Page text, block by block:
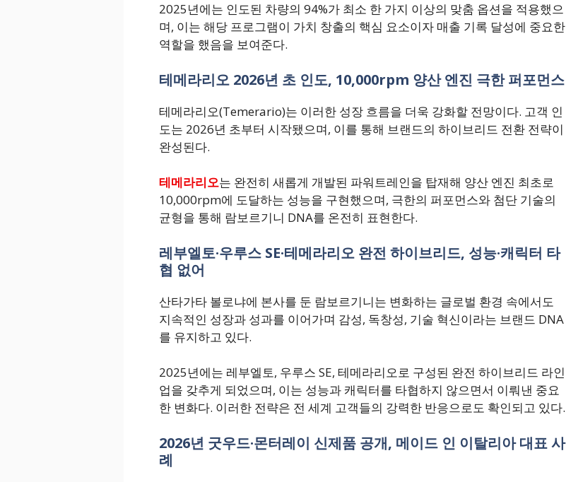
2025년에는 인도된 차량의 94%가 최소 한 가지 이상의 맞춤 옵션을 적용했으
며, 이는 해당 프로그램이 가치 창출의 핵심 요소이자 매출 기록 달성에 중요한
역할을 했음을 보여준다.
테메라리오 2026년 초 인도, 10,000rpm 양산 엔진 극한 퍼포먼스
테메라리오(Temerario)는 이러한 성장 흐름을 더욱 강화할 전망이다. 고객 인
도는 2026년 초부터 시작됐으며, 이를 통해 브랜드의 하이브리드 전환 전략이
완성된다.
테메라리오는 완전히 새롭게 개발된 파워트레인을 탑재해 양산 엔진 최초로
10,000rpm에 도달하는 성능을 구현했으며, 극한의 퍼포먼스와 첨단 기술의
균형을 통해 람보르기니 DNA를 온전히 표현한다.
레부엘토·우루스 SE·테메라리오 완전 하이브리드, 성능·캐릭터 타
협 없어
산타가타 볼로냐에 본사를 둔 람보르기니는 변화하는 글로벌 환경 속에서도
지속적인 성장과 성과를 이어가며 감성, 독창성, 기술 혁신이라는 브랜드 DNA
를 유지하고 있다.
2025년에는 레부엘토, 우루스 SE, 테메라리오로 구성된 완전 하이브리드 라인
업을 갖추게 되었으며, 이는 성능과 캐릭터를 타협하지 않으면서 이뤄낸 중요
한 변화다. 이러한 전략은 전 세계 고객들의 강력한 반응으로도 확인되고 있다.
2026년 굿우드·몬터레이 신제품 공개, 메이드 인 이탈리아 대표 사
례